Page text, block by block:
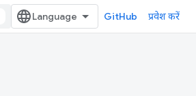
GitHub प्रवेश करें